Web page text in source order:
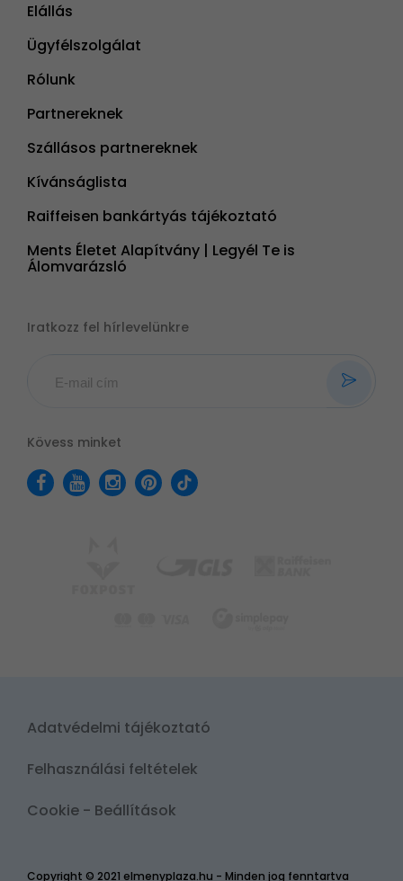
Elállás
Ügyfélszolgálat
Rólunk
Partnereknek
Szállásos partnereknek
Kívánságlista
Raiffeisen bankártyás tájékoztató
Ments Életet Alapítvány | Legyél Te is
Álomvarázsló
Iratkozz fel hírlevelünkre
Kövess minket
Copyright © 2021 elmenyplaza.hu - Minden jog fenntartva
Adatvédelmi tájékoztató
Felhasználási feltételek
Cookie - Beállítások